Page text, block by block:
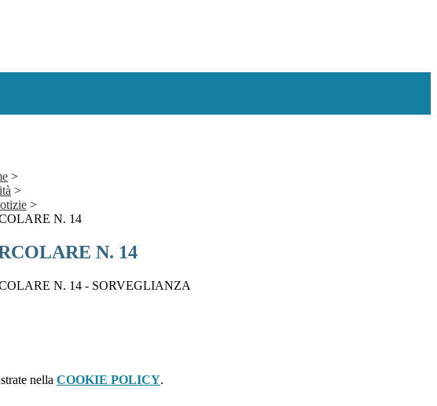
>
>
>
N. 14
N. 14
N. 14 - SORVEGLIANZA
nella COOKIE POLICY.